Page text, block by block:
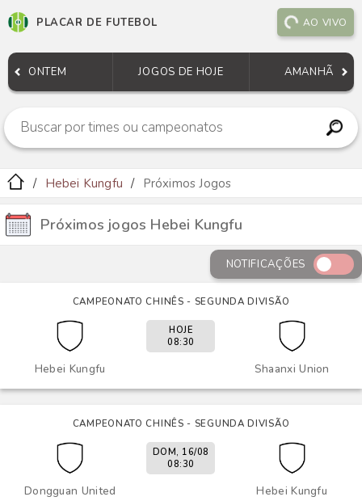
PLACAR DE FUTEBOL AO VIVO
ONTEM JOGOS DE HOJE AMANHÃ
Hebei Kungfu Próximos Jogos
Próximos jogos Hebei Kungfu
NOTIFICAÇÕES
CAMPEONATO CHINÊS - SEGUNDA DIVISÃO
Hebei Kungfu Shaanxi Union
HOJE
08:30
CAMPEONATO CHINÊS - SEGUNDA DIVISÃO
Dongguan United Hebei Kungfu
DOM, 16/08
08:30